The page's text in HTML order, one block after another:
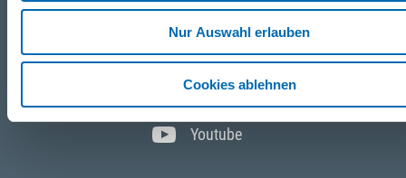
Nur Auswahl erlauben
Cookies ablehnen
Facebook
Instagram
Youtube